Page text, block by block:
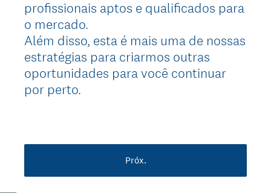
profissionais aptos e qualificados para
o mercado.
Além disso, esta é mais uma de nossas
estratégias para criarmos outras
oportunidades para você continuar
por perto.
Próx.